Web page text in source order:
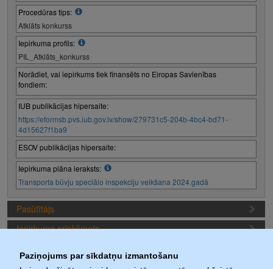
Paziņojums par sīkdatņu izmantošanu
Procedūras tips:
Atklāts konkurss
Iepirkuma profils:
PIL_Atklāts_konkurss
Norādiet, vai iepirkums tiek finansēts no Eiropas Savienības
fondiem:
IUB publikācijas hipersaite:
https://eformsb.pvs.iub.gov.lv/show/279731c5-204b-4bc4-bd71-
4d15627f1ba9
ESOV publikācijas hipersaite:
Iepirkuma plāna ieraksts:
Transporta būvju speciālo inspekciju veikšana 2024.gadā
Pasūtītājs
Iepirkuma priekšmets